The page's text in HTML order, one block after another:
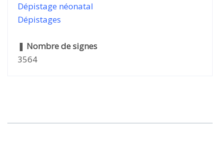
Dépistage néonatal
Dépistages
❚ Nombre de signes
3564